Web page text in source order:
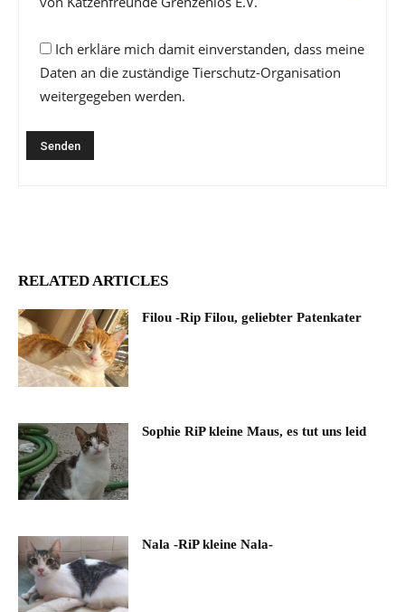
Ich erkläre mich damit einverstanden, dass meine
Daten an die zuständige Tierschutz-Organisation
weitergegeben werden.
RELATED ARTICLES
Filou -Rip Filou, geliebter Patenkater
Sophie RiP kleine Maus, es tut uns leid
Nala -RiP kleine Nala-